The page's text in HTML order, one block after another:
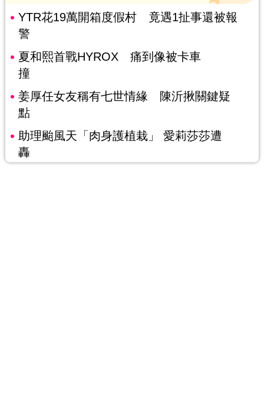
YTR花19萬開箱度假村 竟遇1扯事還被報
警
夏和熙首戰HYROX 痛到像被卡車
撞
姜厚任女友稱有七世情緣 陳沂揪關鍵疑
點
助理颱風天「肉身護植栽」 愛莉莎莎遭
轟